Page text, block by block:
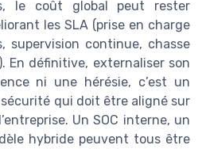
le coût global peut rester
les SLA (prise en charge
supervision continue, chasse
En définitive, externaliser son
ni une hérésie, c’est un
qui doit être aligné sur
Un SOC interne, un
hybride peuvent tous être